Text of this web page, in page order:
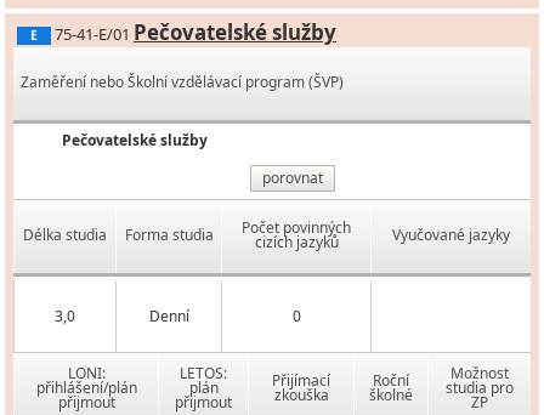
E 75-41-E/01 Pečovatelské služby
Zaměření nebo Školní vzdělávací program (ŠVP)
Pečovatelské služby
porovnat
Délka studia Forma studia Počet povinných
cizích jazyků Vyučované jazyky
3,0 Denní 0
LONI:
přihlášení/plán
přijmout
LETOS:
plán
přijmout
Přijímací
zkouška
Roční
školné
Možnost
studia pro
ZP